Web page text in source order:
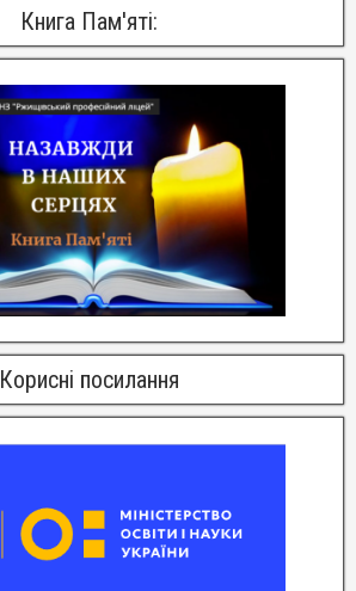
Книга Пам'яті:
Корисні посилання